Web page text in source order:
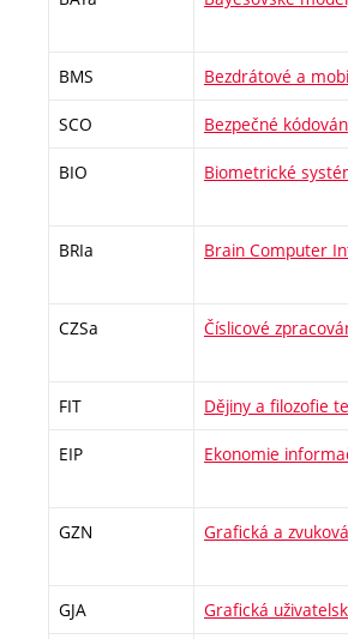
BMS Bezdrátové a
SCO Bezpečné
BIO Biometrické
BRIa Brain Computer
CZSa Číslicové
FIT Dějiny a filozofie
EIP Ekonomie
GZN Grafická a
GJA Grafická